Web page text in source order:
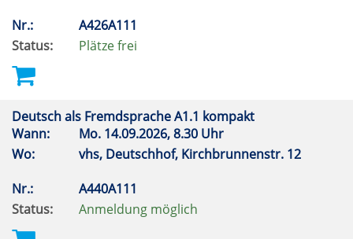
Nr.:
A426A111
Status:
Plätze frei
Deutsch als Fremdsprache A1.1 kompakt
Wann:
Mo. 14.09.2026, 8.30 Uhr
Wo:
vhs, Deutschhof, Kirchbrunnenstr. 12
Nr.:
A440A111
Status:
Anmeldung möglich